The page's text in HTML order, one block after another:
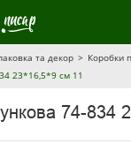
та декор
Коробки
23*16,5*9 см 11
74-834